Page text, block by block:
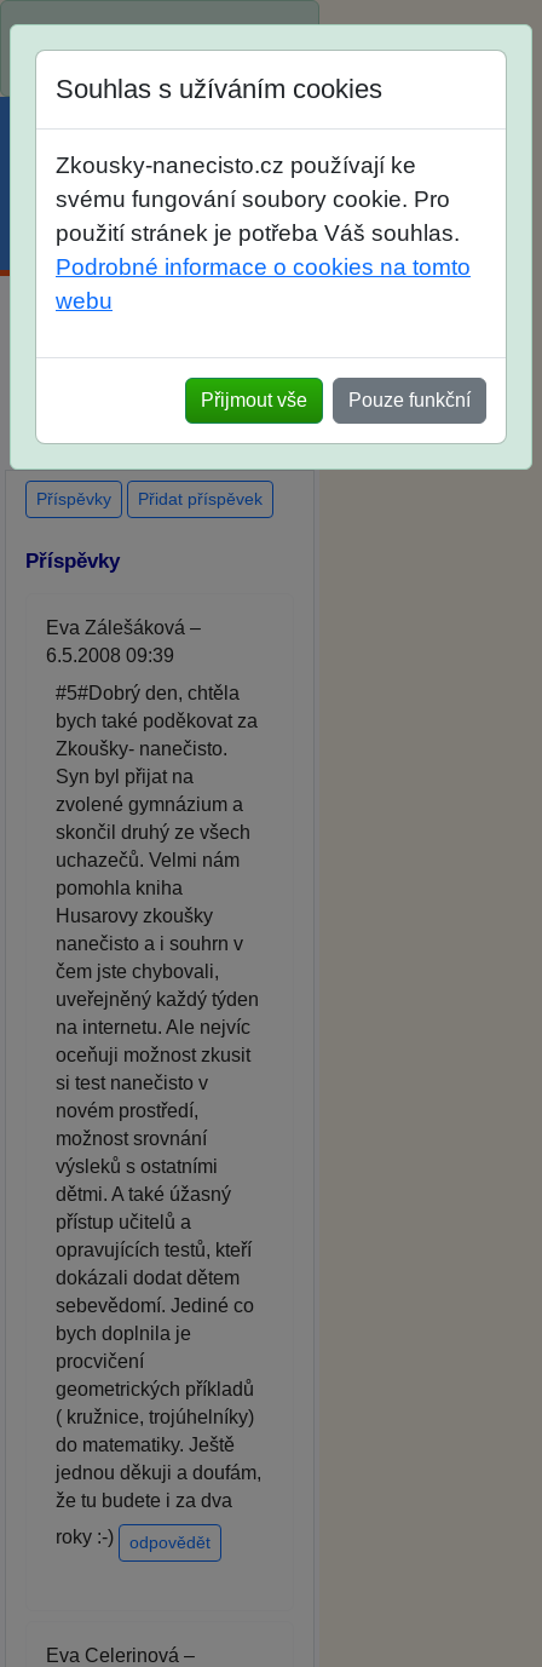
Menu Účet Košík
po skutečných přijímacích
zkouškách
Souhlas s užíváním cookies
Zkousky-nanecisto.cz používají ke
svému fungování soubory cookie. Pro
použití stránek je potřeba Váš souhlas.
Podrobné informace o cookies na tomto
webu
Přijmout vše Pouze funkční
Příspěvky Přidat příspěvek
Příspěvky
Eva Zálešáková –
6.5.2008 09:39
#5#Dobrý den, chtěla
bych také poděkovat za
Zkoušky- nanečisto.
Syn byl přijat na
zvolené gymnázium a
skončil druhý ze všech
uchazečů. Velmi nám
pomohla kniha
Husarovy zkoušky
nanečisto a i souhrn v
čem jste chybovali,
uveřejněný každý týden
na internetu. Ale nejvíc
oceňuji možnost zkusit
si test nanečisto v
novém prostředí,
možnost srovnání
výsleků s ostatními
dětmi. A také úžasný
přístup učitelů a
opravujících testů, kteří
dokázali dodat dětem
sebevědomí. Jediné co
bych doplnila je
procvičení
geometrických příkladů
( kružnice, trojúhelníky)
do matematiky. Ještě
jednou děkuji a doufám,
že tu budete i za dva
roky :-)
odpovědět
Eva Celerinová –